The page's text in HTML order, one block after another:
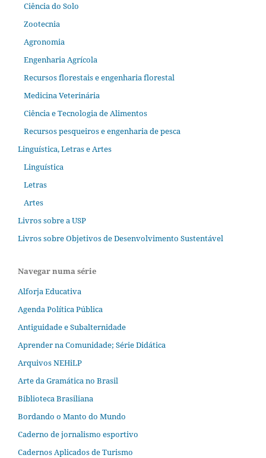
Ciência do Solo
Zootecnia
Agronomia
Engenharia Agrícola
Recursos florestais e engenharia florestal
Medicina Veterinária
Ciência e Tecnologia de Alimentos
Recursos pesqueiros e engenharia de pesca
Linguística, Letras e Artes
Linguística
Letras
Artes
Livros sobre a USP
Livros sobre Objetivos de Desenvolvimento Sustentável
Navegar numa série
Alforja Educativa
Agenda Política Pública
Antiguidade e Subalternidade
Aprender na Comunidade; Série Didática
Arquivos NEHiLP
Arte da Gramática no Brasil
Biblioteca Brasiliana
Bordando o Manto do Mundo
Caderno de jornalismo esportivo
Cadernos Aplicados de Turismo